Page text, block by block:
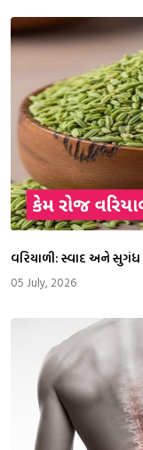
વરિયાળી: સ્વાદ અને
05 July, 2026